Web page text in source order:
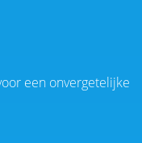
een onvergetelijke